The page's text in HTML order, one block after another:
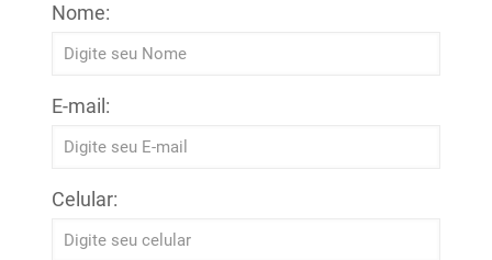
Nome:
E-mail:
Celular: